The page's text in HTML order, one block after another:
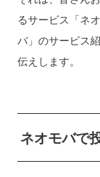
るサービス「ネ
バ」のサービス
伝えします。
ネオモバで